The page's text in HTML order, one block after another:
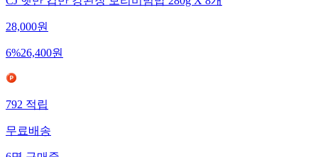
CJ 햇반 컵반 강된장 보리비빔밥 280g X 8개
28,000원
6%26,400원
792적립
무료배송